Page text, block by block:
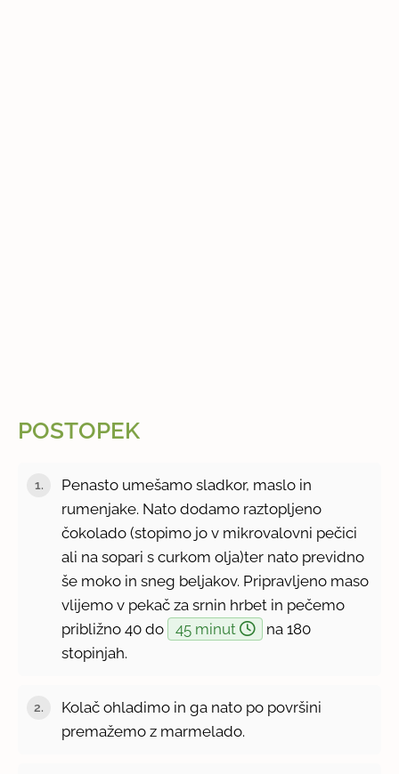
POSTOPEK
Penasto umešamo sladkor, maslo in
rumenjake. Nato dodamo raztopljeno
čokolado (stopimo jo v mikrovalovni pečici
ali na sopari s curkom olja)ter nato previdno
še moko in sneg beljakov. Pripravljeno maso
vlijemo v pekač za srnin hrbet in pečemo
približno 40 do
45 minut
na 180
stopinjah.
Kolač ohladimo in ga nato po površini
premažemo z marmelado.